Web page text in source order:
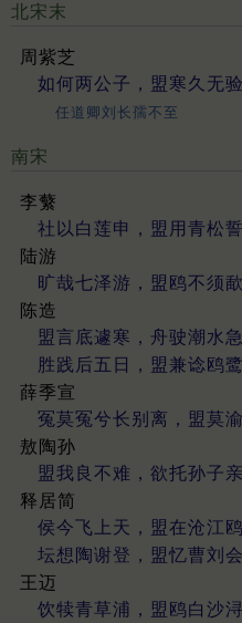
北宋末
周紫芝
如何两公子，盟寒久无验
任道卿刘长孺不至
南宋
李蘩
社以白莲申，盟用青松誓
陆游
旷哉七泽游，盟鸥不须歃
陈造
盟言底遽寒，舟驶潮水急
胜践后五日，盟兼谂鸥鹭
薛季宣
冤莫冤兮长别离，盟莫
敖陶孙
盟我良不难，欲托孙子亲
释居简
侯今飞上天，盟在沧江鸥
坛想陶谢登，盟忆曹刘会
王迈
饮犊青草浦，盟鸥白沙浔